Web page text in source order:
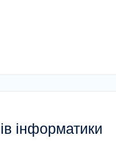
інформатики